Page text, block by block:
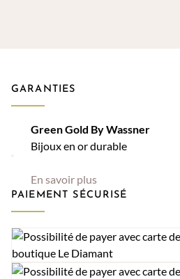
GARANTIES
Green Gold By Wassner
Bijoux en or durable
En savoir plus
PAIEMENT SÉCURISÉ